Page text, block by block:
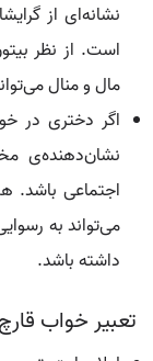
نشانه‌ای از
است. از نظر
مال و منال
اگر دختری در
نشان‌دهنده‌ی
اجتماعی باشد.
می‌تواند به
داشته باشد.
تعبیر خواب قارچ